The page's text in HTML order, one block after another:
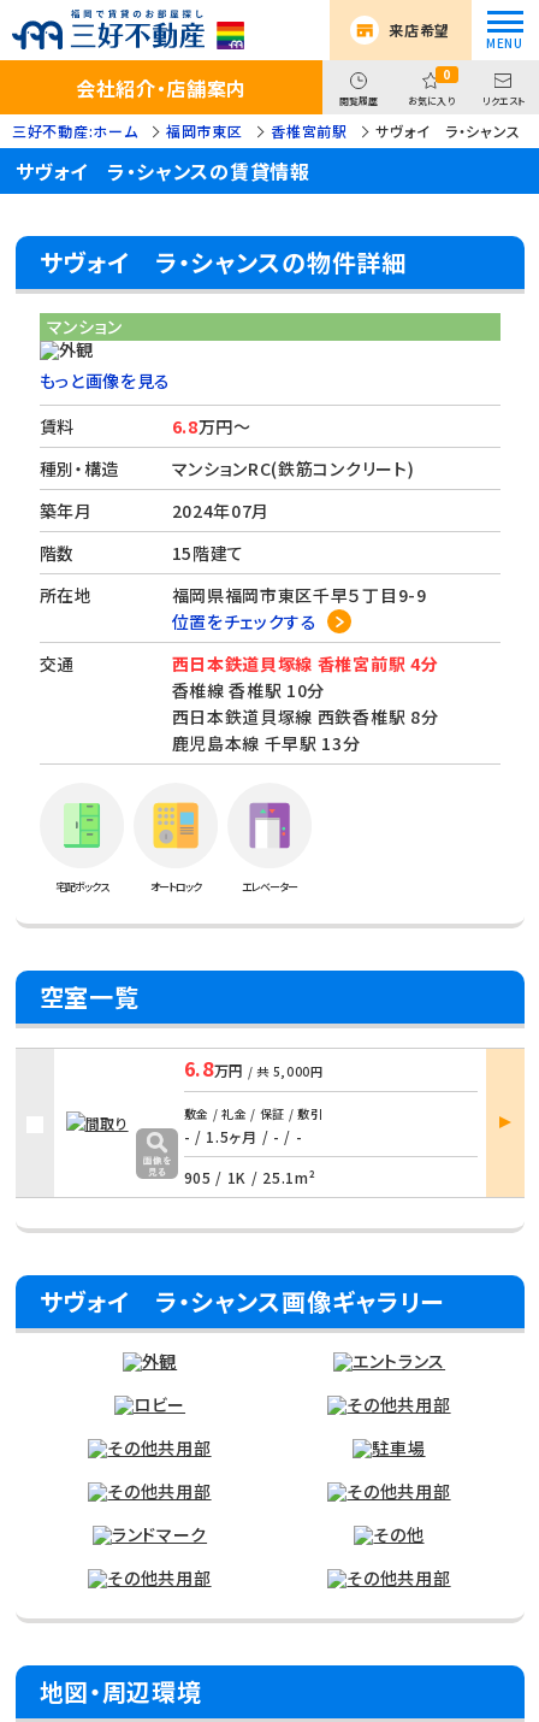
来店希望
会社紹介・店舗案内 閲覧履歴
0
お気に入り リクエスト
三好不動産:ホーム 福岡市東区 香椎宮前駅 サヴォイ ラ・シャンス
サヴォイ ラ・シャンスの賃貸情報
サヴォイ ラ・シャンスの物件詳細
マンション
もっと画像を見る
賃料
6.8万円～
種別・構造
マンションRC(鉄筋コンクリート)
築年月
2024年07月
階数
15階建て
所在地
福岡県福岡市東区千早５丁目9-9
位置をチェックする
交通
西日本鉄道貝塚線 香椎宮前駅 4分
香椎線 香椎駅 10分
西日本鉄道貝塚線 西鉄香椎駅 8分
鹿児島本線 千早駅 13分
宅配ボックス オートロック エレベーター
空室一覧
6.8万円 / 共 5,000円
敷金 / 礼金 / 保証 / 敷引
- / 1.5ヶ月 / - / -
905 / 1K / 25.1m²
部屋
詳細
サヴォイ ラ・シャンス画像ギャラリー
地図・周辺環境